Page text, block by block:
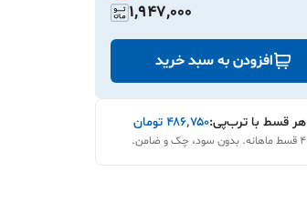
1,947,000
افزودن به سبد خرید
هر قسط با ترب‌پی:۴۸۶٬۷۵۰ تومان
۴ قسط ماهانه. بدون سود، چک و ضامن.